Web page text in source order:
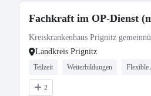
Fachkraft im OP-Dienst
Kreiskrankenhaus Prignitz
Landkreis Prignitz
Teilzeit Weiterbildungen Flexible
2